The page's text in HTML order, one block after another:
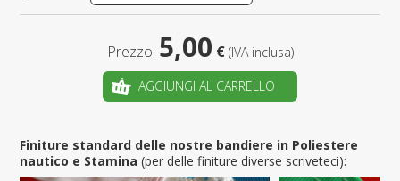
Prezzo: 5,00 € (IVA inclusa)
AGGIUNGI AL CARRELLO
Finiture standard delle nostre bandiere in Poliestere
nautico e Stamina(per delle finiture diverse scriveteci):